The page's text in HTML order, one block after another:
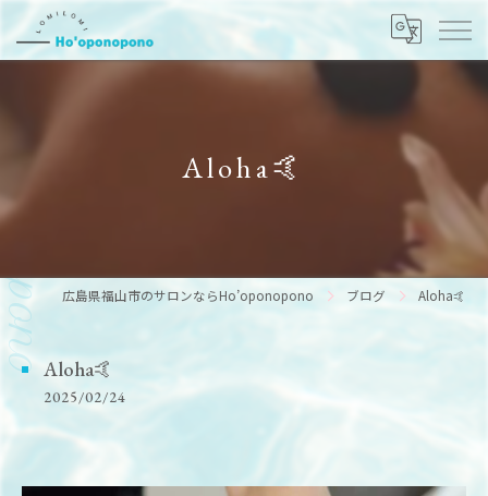
Aloha🤙
広島県福山市のサロンならHo’oponopono ブログ Aloha🤙
Aloha🤙
2025/02/24